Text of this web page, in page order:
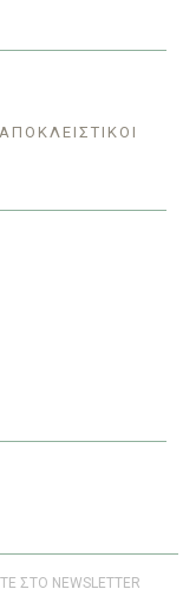
ΣΤΟ NEWSLETTER